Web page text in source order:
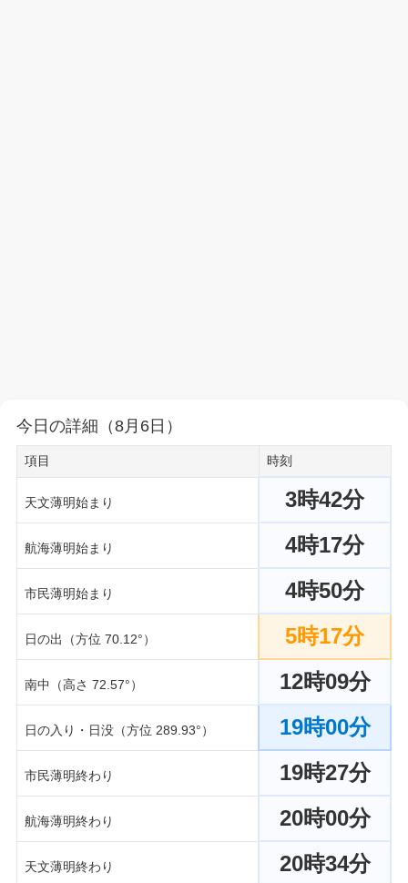
今日の詳細（8月6日）
項目 時刻
天文薄明始まり 3時42分
航海薄明始まり 4時17分
市民薄明始まり 4時50分
日の出（方位 70.12°） 5時17分
南中（高さ 72.57°） 12時09分
日の入り・日没（方位 289.93°） 19時00分
市民薄明終わり 19時27分
航海薄明終わり 20時00分
天文薄明終わり 20時34分